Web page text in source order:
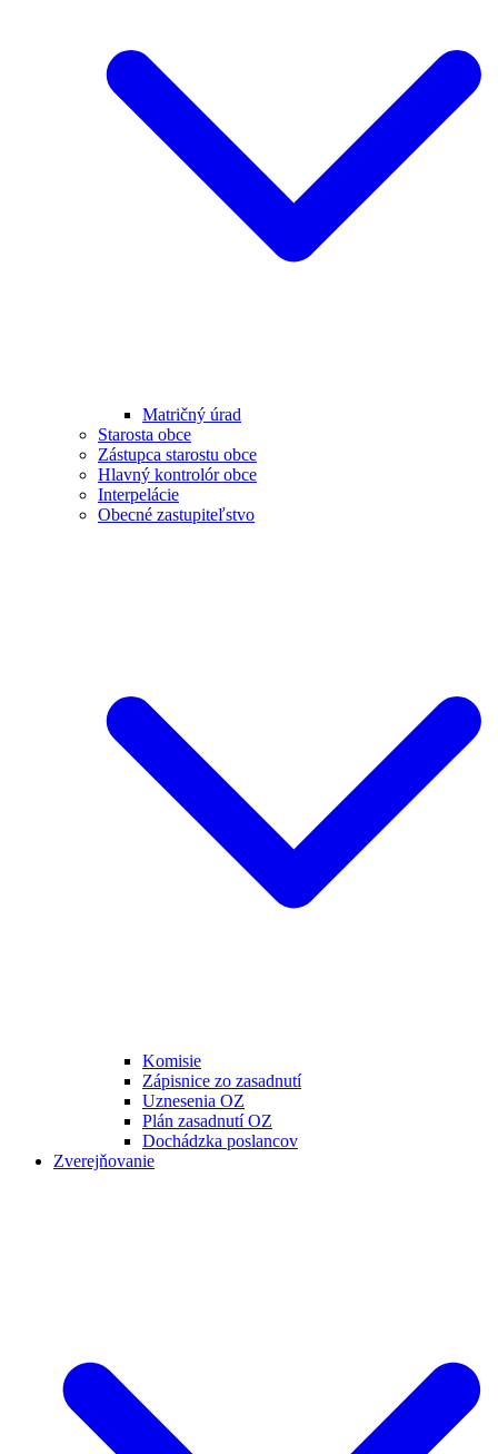
Matričný úrad
Starosta obce
Zástupca starostu obce
Hlavný kontrolór obce
Interpelácie
Obecné zastupiteľstvo
Komisie
Zápisnice zo zasadnutí
Uznesenia OZ
Plán zasadnutí OZ
Dochádzka poslancov
Zverejňovanie